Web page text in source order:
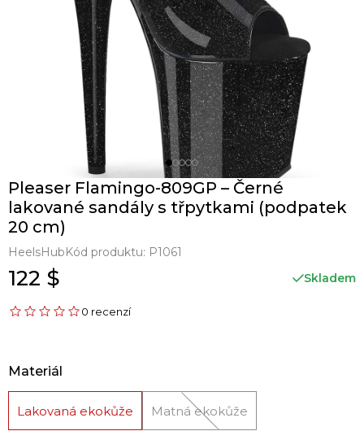
Pleaser Flamingo-809GP – Černé
lakované sandály s třpytkami (podpatek
20 cm)
HeelsHubKód produktu: P1061
122 $ Skladem
0 recenzí
Materiál
Lakovaná ekokůže Matná ekokůže